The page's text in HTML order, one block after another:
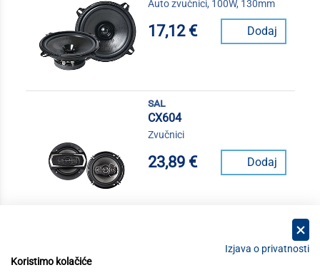
Auto zvučnici, 100W, 130mm
17,12 € Dodaj
sal
CX604
Zvučnici
23,89 € Dodaj
Izjava o privatnosti
Koristimo kolačiće